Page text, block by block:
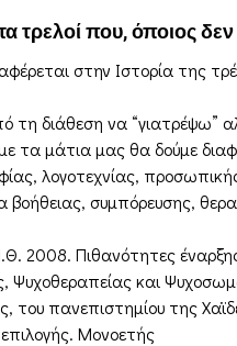
που, όποιος δεν
στην Ιστορία της
τη διάθεση να
τα μάτια μας θα δούμε
λογοτεχνίας,
συμπόρευσης,
2008. Πιθανότητες
και
πανεπιστημίου της
επιλογής. Μονοετής